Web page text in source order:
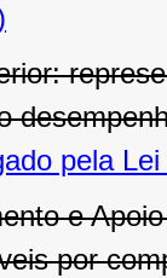
pela
e
por